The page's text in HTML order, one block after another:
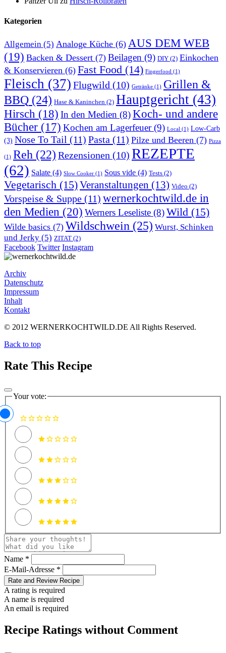
Kategorien
Allgemein (5) Analoge Küche (6) AUS DEM WEB
(19) Backen & Dessert (7) Beilagen (9) DIY (2) Einkochen
& Konservieren (6) Fast Food (14) Fingerfood (1)
Fleisch (37) Flugwild (10) Getränke (1) Grillen &
BBQ (24) Hase & Kaninchen (2) Hauptgericht (43)
Hirsch (18) In den Medien (8)Koch- und andere
Bücher (17) Kochen am Lagerfeuer(9) Local (1) Low-Carb
(3) Nose To Tail (11) Pasta (11) Pilze und Beeren (7) Pizza
(1) Reh (22) Rezensionen (10) REZEPTE
(62) Salate (4) Slow Cooker (1) Sous vide (4) Tests (2)
Vegetarisch (15)Veranstaltungen (13) Video (2)
Vorspeise & Suppe (11) wernerkochtwild.de in
den Medien (20) Werners Leseliste (8)Wild (15)
Wilde basics (7) Wildschwein (25) Wurst, Schinken
und Jerky (5) ZITAT (2)
Facebook Twitter Instagram
Archiv
Datenschutz
Impressum
Inhalt
Kontakt
© 2012 WERNERKOCHTWILD.DE All Rights Reserved.
Back to top
Rate This Recipe
Your vote:
Name *
E-Mail-Adresse *
Rate and Review Recipe
A rating is required
A name is required
An email is required
Recipe Ratings without Comment